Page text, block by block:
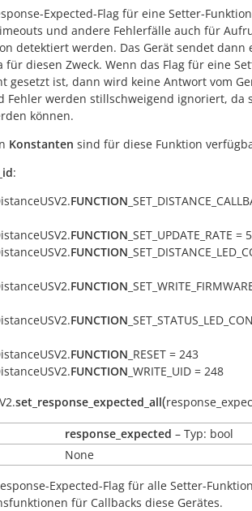
Expected-Flag für eine Setter-
und andere Fehlerfälle auch für
detektiert werden. Das Gerät sendet dann
für diesen Zweck. Wenn das Flag für eine
gesetzt ist, dann wird keine Antwort vom
Fehler werden stillschweigend ignoriert, da
können.
Konstanten sind für diese Funktion
:
FUNCTION
FUNCTION _SET_UPDATE_RATE = 5
FUNCTION
FUNCTION
FUNCTION
FUNCTION _RESET = 243
FUNCTION _WRITE_UID = 248
set_response_expected_all(
response_expected – Typ: bool
None
Expected-Flag für alle Setter-
für Callbacks diese Gerätes.